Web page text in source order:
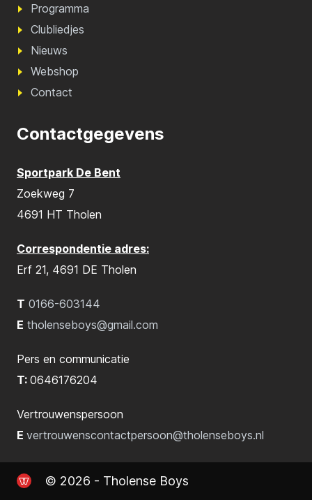
Programma
Clubliedjes
Nieuws
Webshop
Contact
Contactgegevens
Sportpark De Bent
Zoekweg 7
4691 HT Tholen
Correspondentie adres:
Erf 21, 4691 DE Tholen
T 0166-603144
E tholenseboys@gmail.com
Pers en communicatie
T: 0646176204
Vertrouwenspersoon
E vertrouwenscontactpersoon@tholenseboys.nl
© 2026 - Tholense Boys